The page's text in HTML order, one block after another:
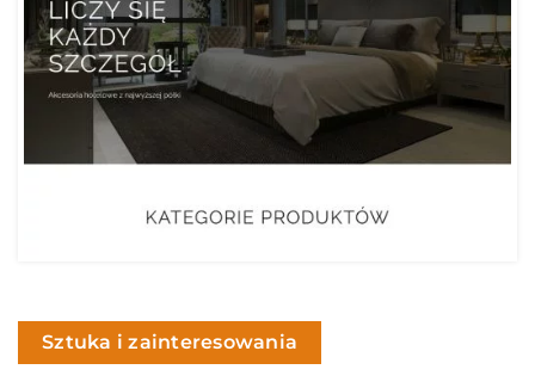
Sztuka i zainteresowania